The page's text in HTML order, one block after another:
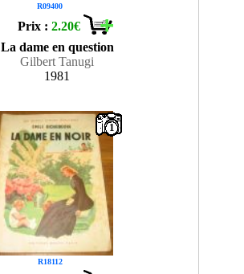
R09400
Prix :2.20€
La dame en question
Gilbert Tanugi
1981
R18112
1